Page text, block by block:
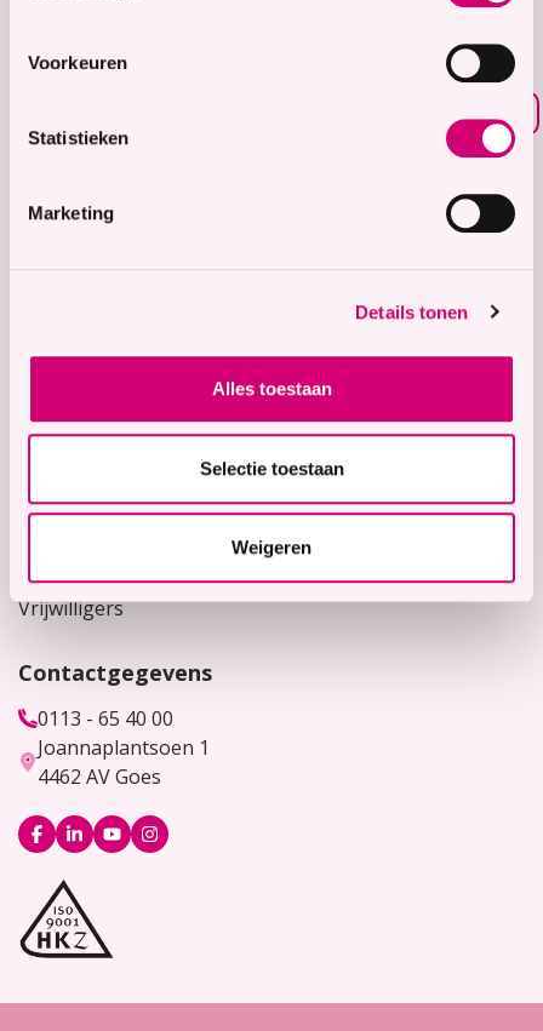
Voorkeuren
Statistieken
Marketing
Details tonen
Alles toestaan
Selectie toestaan
Weigeren
Tijdelijke zorg
Bekijk onze 9 locaties
Snel naar
Bekijk hier onze vacatures
Vrijwilligers
Contactgegevens
0113 - 65 40 00
Joannaplantsoen 1
4462 AV Goes
Logo
Facebook
Logo
LinkedIn
LogoLogo